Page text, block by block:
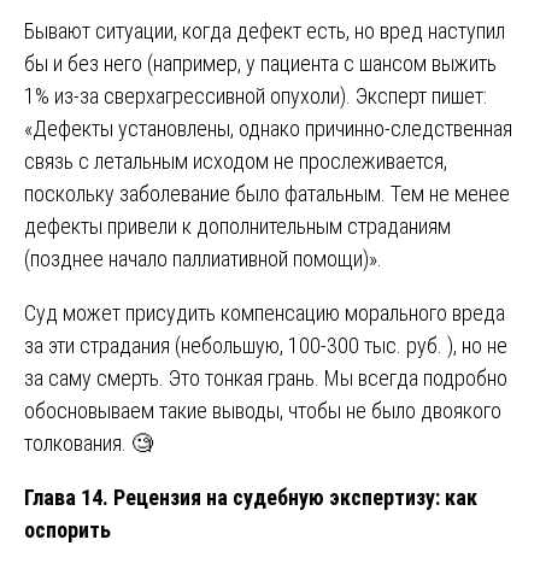
Бывают ситуации, когда дефект есть, но вред наступил
бы и без него (например, у пациента с шансом выжить
1% из-за сверхагрессивной опухоли). Эксперт пишет:
«Дефекты установлены, однако причинно-следственная
связь с летальным исходом не прослеживается,
поскольку заболевание было фатальным. Тем не менее
дефекты привели к дополнительным страданиям
(позднее начало паллиативной помощи)».
Суд может присудить компенсацию морального вреда
за эти страдания (небольшую, 100-300 тыс. руб. ), но не
за саму смерть. Это тонкая грань. Мы всегда подробно
обосновываем такие выводы, чтобы не было двоякого
толкования. 🧐
Глава 14. Рецензия на судебную экспертизу: как
оспорить